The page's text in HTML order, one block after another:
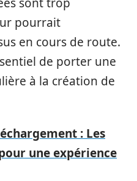
pourrait
en cours de route.
de porter une
à la création de
: Les
une expérience